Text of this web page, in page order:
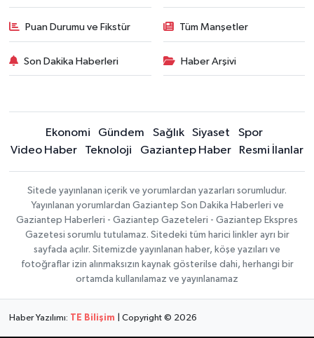
Puan Durumu ve Fikstür Tüm Manşetler
Son Dakika Haberleri Haber Arşivi
Ekonomi Gündem Sağlık Siyaset
Spor
Video Haber
Teknoloji Gaziantep Haber Resmi İlanlar
Sitede yayınlanan içerik ve yorumlardan yazarları sorumludur.
Yayınlanan yorumlardan Gaziantep Son Dakika Haberleri ve
Gaziantep Haberleri - Gaziantep Gazeteleri - Gaziantep Ekspres
Gazetesi sorumlu tutulamaz. Sitedeki tüm harici linkler ayrı bir
sayfada açılır. Sitemizde yayınlanan haber, köşe yazıları ve
fotoğraflar izin alınmaksızın kaynak gösterilse dahi, herhangi bir
ortamda kullanılamaz ve yayınlanamaz
Haber Yazılımı: TE Bilişim | Copyright © 2026